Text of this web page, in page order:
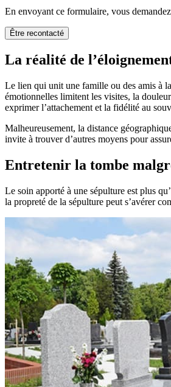
En envoyant ce formulaire, vous
Être recontacté
La réalité de
Le lien qui unit une famille ou des amis à
émotionnelles limitent les visites, la
exprimer l’attachement et la fidélité au
Malheureusement, la distance
invite à trouver d’autres moyens pour
Entretenir la tombe
Le soin apporté à une sépulture est plus
la propreté de la sépulture peut s’avérer